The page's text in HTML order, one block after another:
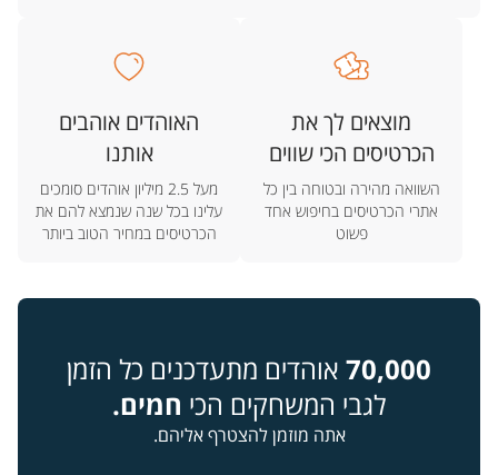
מוצאים לך את
הכרטיסים הכי שווים
השוואה מהירה ובטוחה בין כל
אתרי הכרטיסים בחיפוש אחד
פשוט
האוהדים אוהבים
אותנו
מעל 2.5 מיליון אוהדים סומכים
עלינו בכל שנה שנמצא להם את
הכרטיסים במחיר הטוב ביותר
70,000 אוהדים מתעדכנים כל הזמן
לגבי המשחקים הכי חמים.
אתה מוזמן להצטרף אליהם.